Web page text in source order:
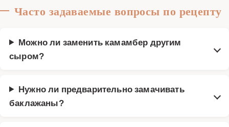
Часто задаваемые вопросы по рецепту
Можно ли заменить камамбер другим
сыром?
Нужно ли предварительно замачивать
баклажаны?